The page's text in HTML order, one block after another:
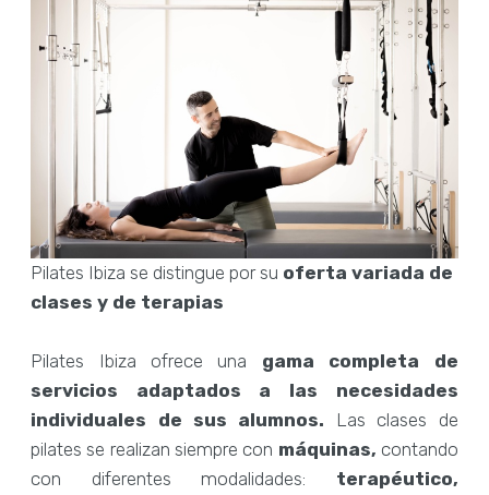
Pilates Ibiza se distingue por su oferta variada de
clases y de terapias
Pilates Ibiza ofrece una gama completa de
servicios adaptados a las necesidades
individuales de sus alumnos.
Las clases de
pilates se realizan siempre con máquinas, contando
con diferentes modalidades: terapéutico,